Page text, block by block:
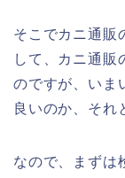
そこでカニ通販
して、カニ通販
のですが、いま
良いのか、それ
なので、まずは